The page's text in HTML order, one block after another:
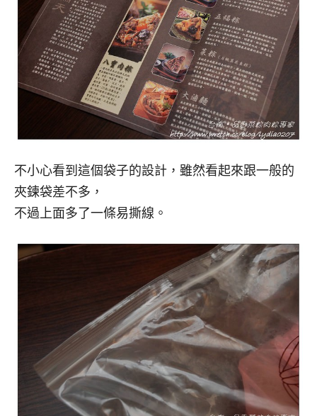
不小心看到這個袋子的設計，雖然看起來跟一般的
夾鍊袋差不多，
不過上面多了一條易撕線。